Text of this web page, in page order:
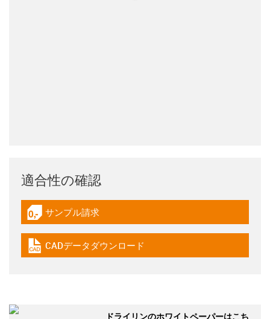
適合性の確認
igus-icon-gratismuster
サンプル請求
igus-icon-cad-dateien
CADデータダウンロード
ドライリンのホワイトペーパーはこち